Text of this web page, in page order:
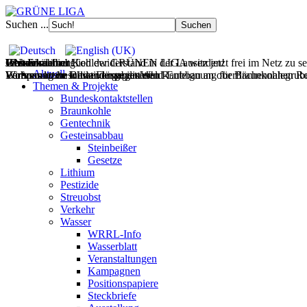
Suchen ...
Filmdoku über Kohlewiderstand in der Lausitz jetzt frei im Netz zu
Gesteinsabbau
Wir vernetzen Initiativen gegen den Raubbau an oberflächennahen
Wasser
Europas letzte wilde Flüsse retten!
Wohnen
Wohnraum im Bestand mobilisieren!
UNverkäuflich!
Verfassungsbeschwerde gegen Wald-Enteignung für
Jetzt Fördermitglied der GRÜNEN LIGA werden!
Aktuell
Themen & Projekte
Bundeskontaktstellen
Braunkohle
Gentechnik
Gesteinsabbau
Steinbeißer
Gesetze
Lithium
Pestizide
Streuobst
Verkehr
Wasser
WRRL-Info
Wasserblatt
Veranstaltungen
Kampagnen
Positionspapiere
Steckbriefe